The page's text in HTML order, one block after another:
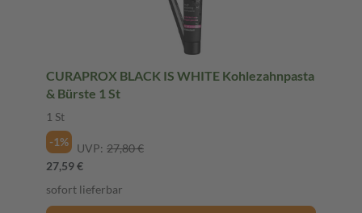
CURAPROX BLACK IS WHITE Kohlezahnpasta
& Bürste 1 St
1 St
-1%
UVP: 27,80 €
27,59 €
sofort lieferbar